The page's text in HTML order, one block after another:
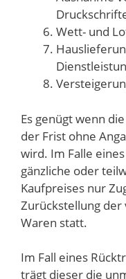
Wett- und
Es genügt wenn
der Frist ohne
wird. Im Falle
gänzliche oder
Kaufpreises nur
Zurückstellung
Waren statt.
Im Fall eines
trägt dieser die